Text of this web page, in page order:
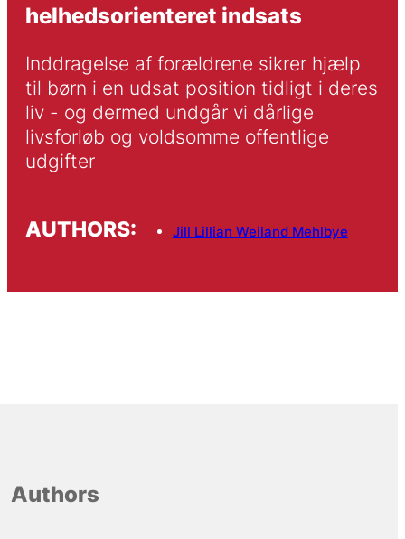
helhedsorienteret indsats
Inddragelse af forældrene sikrer hjælp
til børn i en udsat position tidligt i deres
liv - og dermed undgår vi dårlige
livsforløb og voldsomme offentlige
udgifter
AUTHORS: Jill Lillian Weiland Mehlbye
Authors